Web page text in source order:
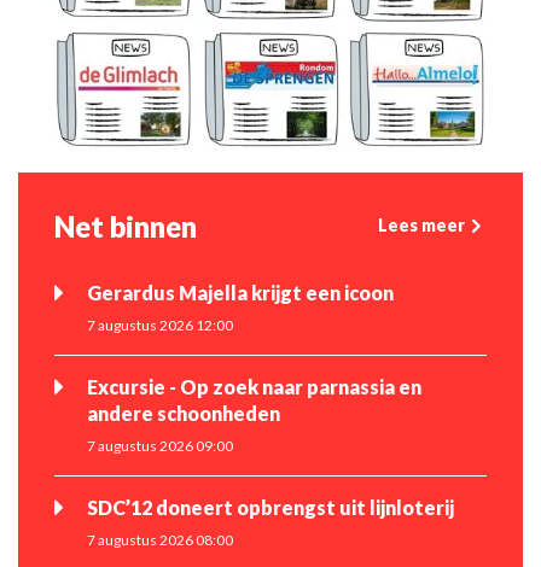
Net binnen Lees meer
Gerardus Majella krijgt een icoon
7 augustus 2026 12:00
Excursie - Op zoek naar parnassia en
andere schoonheden
7 augustus 2026 09:00
SDC’12 doneert opbrengst uit lijnloterij
7 augustus 2026 08:00